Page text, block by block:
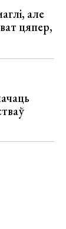
але
цяпер,